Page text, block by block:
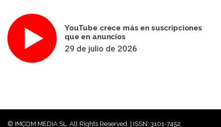
YouTube crece más en suscripciones
que en anuncios
29 de julio de 2026
© IMCOM MEDIA SL. All Rights Reserved. | ISSN: 3101-7452